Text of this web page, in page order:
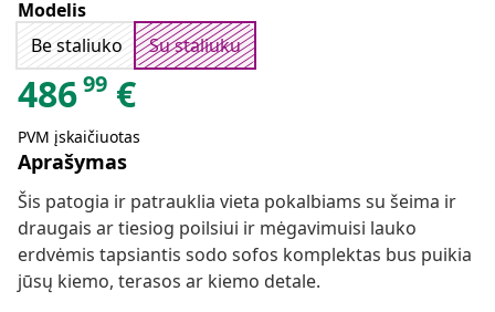
Modelis
Be staliuko
Su staliuku
48699 €
PVM įskaičiuotas
Aprašymas
Šis patogia ir patrauklia vieta pokalbiams su šeima ir
draugais ar tiesiog poilsiui ir mėgavimuisi lauko
erdvėmis tapsiantis sodo sofos komplektas bus puikia
jūsų kiemo, terasos ar kiemo detale.